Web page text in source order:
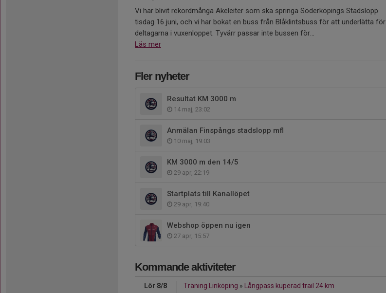
Vi har blivit rekordmånga Akeleiter som ska springa Söderköpings Stadslopp
tisdag 16 juni, och vi har bokat en buss från Blåklintsbuss för att underlätta för
deltagarna i vuxenloppet. Tyvärr passar inte bussen för...
Läs mer
Fler nyheter
Resultat KM 3000 m
14 maj, 23:02
Anmälan Finspångs stadslopp mfl
10 maj, 19:03
KM 3000 m den 14/5
29 apr, 22:19
Startplats till Kanallöpet
29 apr, 19:40
Webshop öppen nu igen
27 apr, 15:57
Kommande aktiviteter
Lör 8/8 Träning Linköping » Långpass kuperad trail 24 km